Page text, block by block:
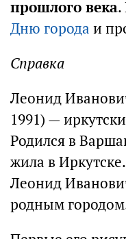
прошлого века.
Дню города и
Справка
Леонид
1991) —
Родился в
жила в
Леонид
родным